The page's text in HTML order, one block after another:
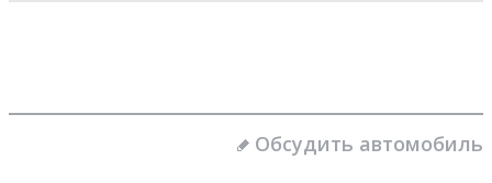
Обсудить автомобиль